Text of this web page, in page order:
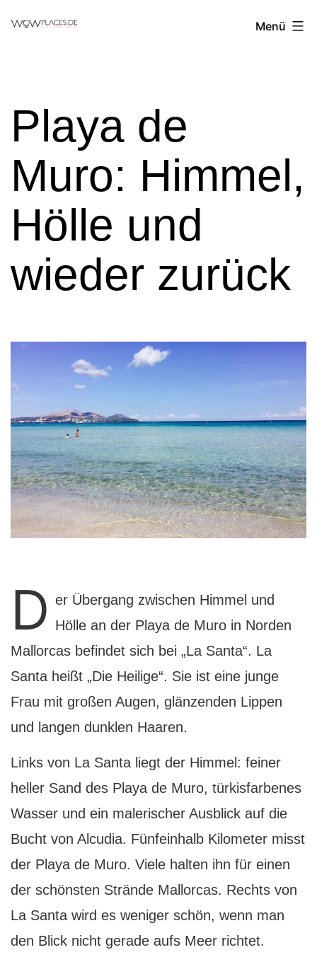
Reiseblog
Menü
Playa de
Muro: Himmel,
Hölle und
wieder zurück
D er Übergang zwischen Himmel und
Hölle an der Playa de Muro in Norden
Mallorcas befindet sich bei „La Santa“. La
Santa heißt „Die Heilige“. Sie ist eine junge
Frau mit großen Augen, glänzenden Lippen
und langen dunklen Haaren.
Links von La Santa liegt der Himmel: feiner
heller Sand des Playa de Muro, türkisfarbenes
Wasser und ein malerischer Ausblick auf die
Bucht von Alcudia. Fünfeinhalb Kilometer misst
der Playa de Muro. Viele halten ihn für einen
der schönsten Strände Mallorcas. Rechts von
La Santa wird es weniger schön, wenn man
den Blick nicht gerade aufs Meer richtet.